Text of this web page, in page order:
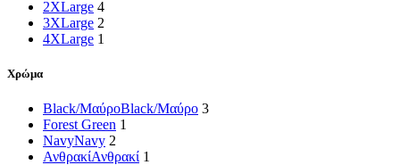
2XLarge 4
3XLarge 2
4XLarge 1
Χρώμα
Black/ΜαύροBlack/Μαύρο 3
Forest Green 1
NavyNavy 2
ΑνθρακίΑνθρακί 1